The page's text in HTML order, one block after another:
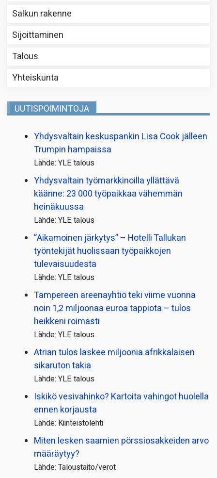
Salkun rakenne
Sijoittaminen
Talous
Yhteiskunta
UUTISPOIMINTOJA
Yhdysvaltain keskuspankin Lisa Cook jälleen
Trumpin hampaissa
Lähde: YLE talous
Yhdysvaltain työmarkkinoilla yllättävä
käänne: 23 000 työpaikkaa vähemmän
heinäkuussa
Lähde: YLE talous
”Aikamoinen järkytys” – Hotelli Tallukan
työntekijät huolissaan työpaikkojen
tulevaisuudesta
Lähde: YLE talous
Tampereen areenayhtiö teki viime vuonna
noin 1,2 miljoonaa euroa tappiota – tulos
heikkeni roimasti
Lähde: YLE talous
Atrian tulos laskee miljoonia afrikkalaisen
sikaruton takia
Lähde: YLE talous
Iskikö vesivahinko? Kartoita vahingot huolella
ennen korjausta
Lähde: Kiinteistölehti
Miten lesken saamien pörssi­osakkeiden arvo
määräytyy?
Lähde: Taloustaito/verot